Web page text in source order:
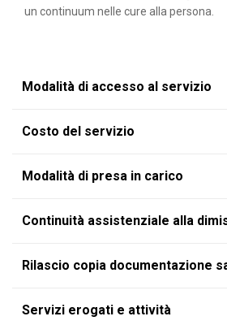
un continuum nelle cure alla persona.
Modalità di accesso al servizio
Costo del servizio
Modalità di presa in carico
Continuità assistenziale alla
Rilascio copia documentazione
Servizi erogati e attività